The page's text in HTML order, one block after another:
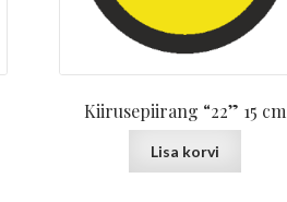
Kiirusepiirang “22” 15 cm
Lisa korvi